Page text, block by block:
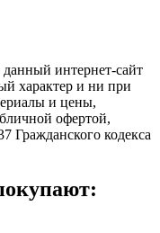
интернет-сайт
характер и ни при
и цены,
офертой,
Гражданского кодекса